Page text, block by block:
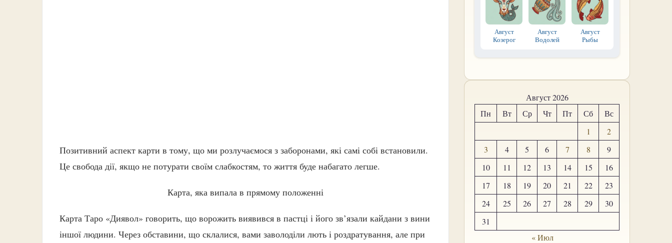
Позитивний аспект карти в тому, що ми розлучаємося з заборонами, які самі собі встановили.
Це свобода дії, якщо не потурати своїм слабкостям, то життя буде набагато легше.
Карта, яка випала в прямому положенні
Карта Таро «Диявол» говорить, що ворожить виявився в пастці і його зв’язали кайдани з вини
іншої людини. Через обставини, що склалися, вами заволоділи лють і роздратування, але при
Август
Козерог
Август
Водолей
Август
Рыбы
Август 2026
Пн
Вт Ср Чт Пт Сб
Вс
1
2
3
4 5 6 7 8
9
10
11 12 13 14 15
16
17
18 19 20 21 22
23
24
25 26 27 28 29
30
31
« Июл